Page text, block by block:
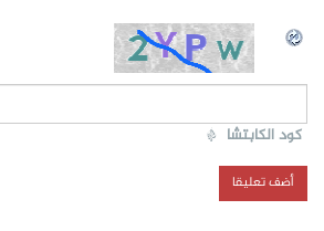
كود الكابتشا *